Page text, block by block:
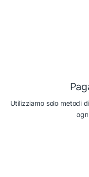
Utilizziamo solo metodi